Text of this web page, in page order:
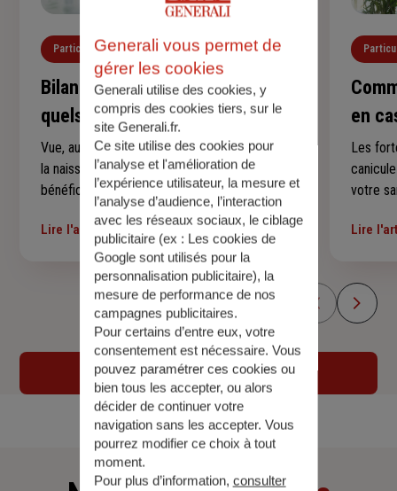
Particuliers Santé
Bilan de santé de l'enfant :
quels examens et à quel âge ?
Vue, audition, dents, croissance, vaccins… De
la naissance à ses 16 ans, votre enfant
bénéficie de rendez-vous médicaux qui
suivent son développement à chaque étape.
Voici un repère simple pour savoir quels
examens sont prévus, à quel âge et
comment vous y préparer sereinement —
sans rien laisser passer.
Lire l'article
en
Les
votre
Lire
Voir tous les articles
Generali vous permet de
gérer les cookies
Generali utilise des cookies, y
compris des cookies tiers, sur le
site Generali.fr.
Ce site utilise des cookies pour
l’analyse et l'amélioration de
l’expérience utilisateur, la mesure et
l’analyse d’audience, l’interaction
avec les réseaux sociaux, le ciblage
publicitaire (ex : Les cookies de
Google sont utilisés pour la
personnalisation publicitaire), la
mesure de performance de nos
campagnes publicitaires.
Pour certains d’entre eux, votre
consentement est nécessaire. Vous
pouvez paramétrer ces cookies ou
bien tous les accepter, ou alors
décider de continuer votre
navigation sans les accepter. Vous
pourrez modifier ce choix à tout
moment.
Pour plus d’information, consulter